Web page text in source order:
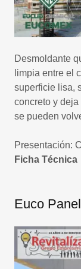
Desmoldante
limpia entre el
superficie lisa,
concreto y
se pueden
Presentación:
Ficha Técnica
Euco